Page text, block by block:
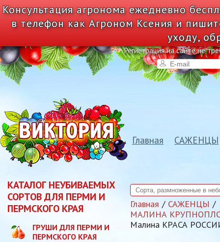
Консультация агронома ежедневно
в телефон как Агроном Ксения и
уходу,
Регистрация на сайте не
Главная САЖЕНЦЫ
КАТАЛОГ НЕУБИВАЕМЫХ
СОРТОВ ДЛЯ ПЕРМИ И
ПЕРМСКОГО КРАЯ
ГРУШИ ДЛЯ ПЕРМИ И
ПЕРМСКОГО КРАЯ
Главная
САЖЕНЦЫ
МАЛИНА
Малина КРАСА